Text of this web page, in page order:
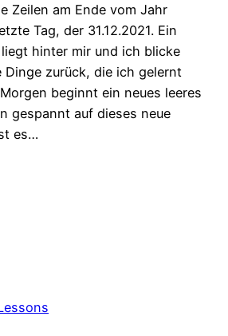
Zeilen am Ende vom Jahr
Tag, der 31.12.2021. Ein
hinter mir und ich blicke
Dinge zurück, die ich gelernt
beginnt ein neues leeres
gespannt auf dieses neue
es…